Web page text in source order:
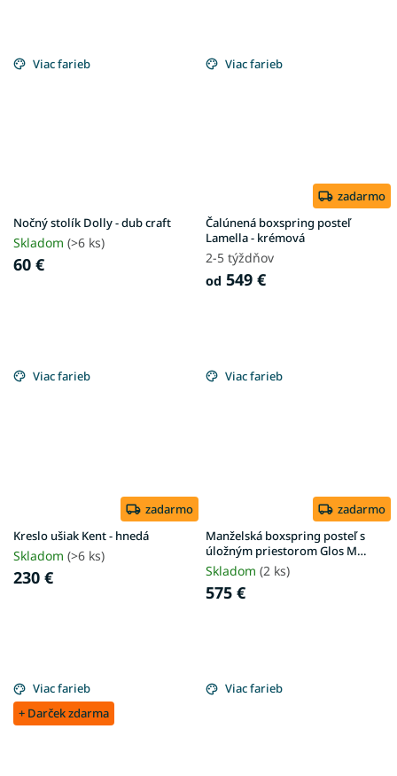
Viac farieb
Nočný stolík Dolly - dub craft
Skladom (>6 ks)
60 €
Viac farieb
zadarmo
Čalúnená boxspring posteľ
Lamella - krémová
2-5 týždňov
od 549 €
Viac farieb
zadarmo
Kreslo ušiak Kent - hnedá
Skladom (>6 ks)
230 €
Viac farieb
zadarmo
Manželská boxspring posteľ s
úložným priestorom Glos M
180x200 - sivá
Skladom (2 ks)
575 €
Viac farieb
+ Darček zdarma
Viac farieb